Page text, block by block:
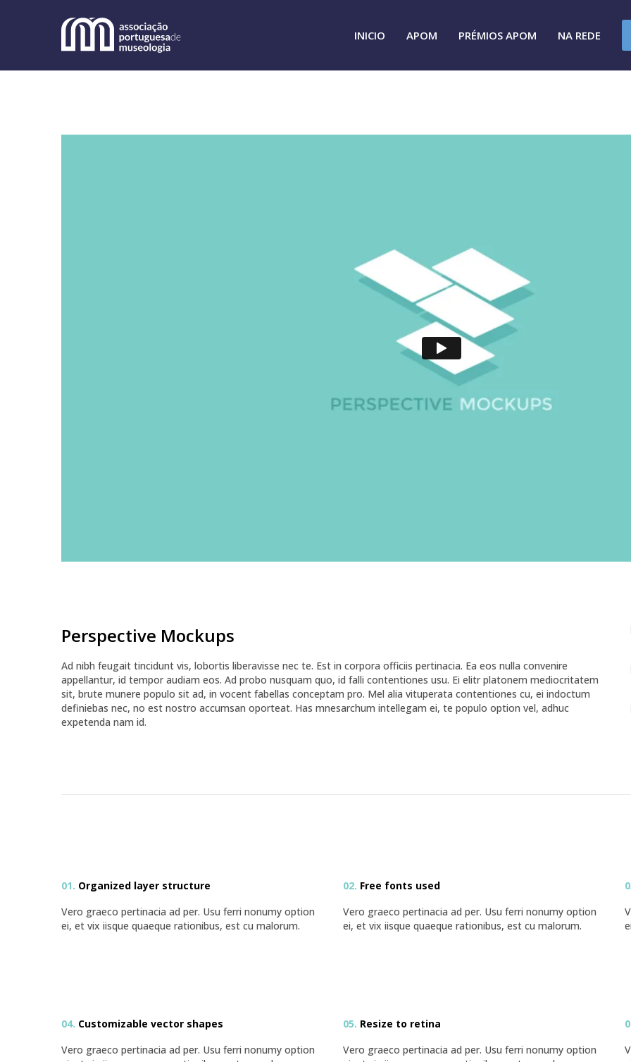
INICIO APOM PRÉMIOS APOM NA REDE
Perspective Mockups
Ad nibh feugait tincidunt vis, lobortis liberavisse nec te. Est in corpora officiis pertinacia. Ea eos nulla convenire
appellantur, id tempor audiam eos. Ad probo nusquam quo, id falli contentiones usu. Ei elitr platonem mediocritatem
sit, brute munere populo sit ad, in vocent fabellas conceptam pro. Mel alia vituperata contentiones cu, ei indoctum
definiebas nec, no est nostro accumsan oporteat. Has mnesarchum intellegam ei, te populo option vel, adhuc
expetenda nam id.
01. Organized layer structure
Vero graeco pertinacia ad per. Usu ferri nonumy option
ei, et vix iisque quaeque rationibus, est cu malorum.
02. Free fonts used
Vero graeco pertinacia ad per. Usu ferri nonumy option
ei, et vix iisque quaeque rationibus, est cu malorum.
04. Customizable vector shapes
Vero graeco pertinacia ad per. Usu ferri nonumy option
05. Resize to retina
Vero graeco pertinacia ad per. Usu ferri nonumy option